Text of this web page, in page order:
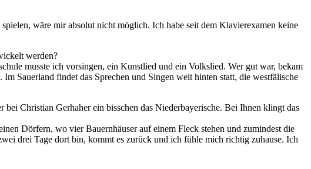
wäre mir ab­so­lut nicht mög­lich. Ich habe seit dem Kla­vier­ex­amen kei­ne
werden?
muss­te ich vor­sin­gen, ein Kunst­lied und ein Volks­lied. Wer gut war, be­kam
Sau­er­land fin­det das Spre­chen und Sin­gen weit hin­ten statt, die west­fä­li­sche
Chris­ti­an Ger­ha­her ein biss­chen das Nie­der­baye­ri­sche. Bei Ih­nen klingt das
Dör­fern, wo vier Bau­ern­häu­ser auf ei­nem Fleck ste­hen und zu­min­dest die
drei Tage dort bin, kommt es zu­rück und ich füh­le mich rich­tig zu­hau­se. Ich